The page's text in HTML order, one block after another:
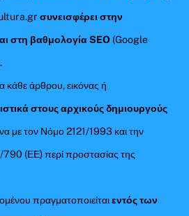
συνεισφέρει στην
στη βαθμολογία SEO (Google
κάθε άρθρου, εικόνας ή
στους αρχικούς δημιουργούς
με τον Νόμο 2121/1993 και την
(ΕΕ) περί προστασίας της
πραγματοποιείταιεντός των